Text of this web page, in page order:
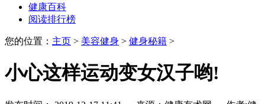
健康百科
阅读排行榜
您的位置： 主页 > 美容健身 > 健身秘籍 >
小心这样运动变女汉子哟!